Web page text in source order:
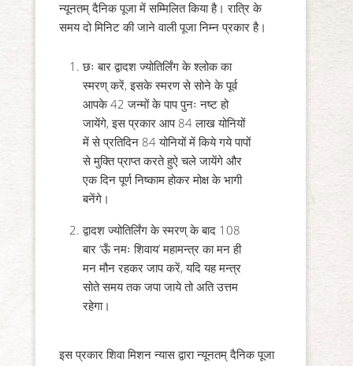
न्यूनतम् दैनिक पूजा में सम्मिलित किया है। रात्रि के
समय दो मिनिट की जाने वाली पूजा निम्न प्रकार है।
छः बार द्वादश ज्योतिर्लिंग के श्लोक का
स्मरण् करें, इसके स्मरण से सोने के पूर्व
आपके 42 जन्मों के पाप पुनः नष्ट हो
जायेंगे, इस प्रकार आप 84 लाख योनियों
में से प्रतिदिन 84 योनियों में किये गये पापों
से मुक्ति प्राप्त करते हुऐ चले जायेंगे और
एक दिन पूर्ण निष्काम होकर मोक्ष के भागी
बनेंगे।
द्वादश ज्योतिर्लिंग के स्मरण् के बाद 108
बार ‘ऊँ नमः शिवाय’ महामन्त्र का मन ही
मन मौन रहकर जाप करें, यदि यह मन्त्र
सोते समय तक जपा जाये तो अति उत्तम
रहेगा।
इस प्रकार शिवा मिशन न्यास द्वारा न्यूनतम् दैनिक पूजा